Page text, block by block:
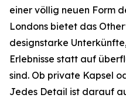
einer völlig neuen Form
Londons bietet das
designstarke
Erlebnisse statt auf
sind. Ob private Kapsel
Jedes Detail ist darauf